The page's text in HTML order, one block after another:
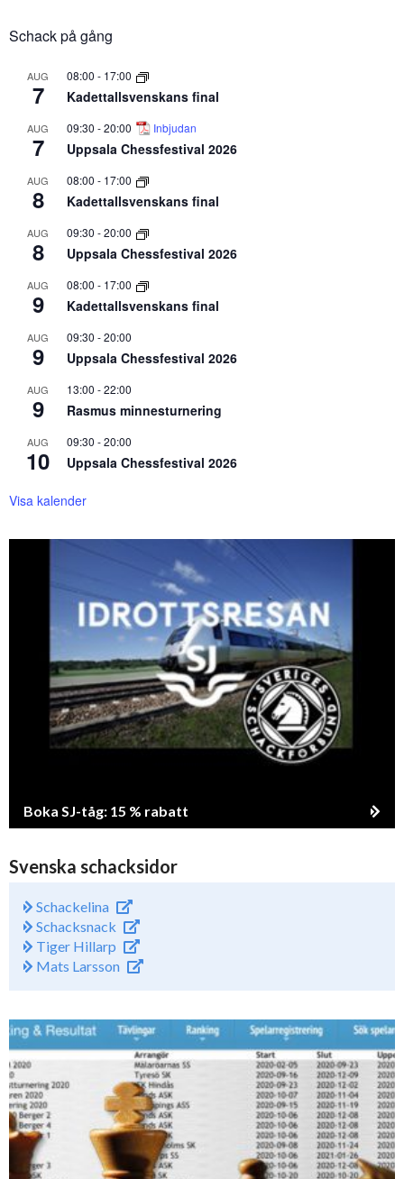
Schack på gång
AUG
7
08:00 - 17:00
Kadettallsvenskans final
AUG
7
09:30 -20:00 Inbjudan
Uppsala Chessfestival 2026
AUG
8
08:00 - 17:00
Kadettallsvenskans final
AUG
8
09:30 -20:00
Uppsala Chessfestival 2026
AUG
9
08:00 - 17:00
Kadettallsvenskans final
AUG
9
09:30 -20:00
Uppsala Chessfestival 2026
AUG
9
13:00 -22:00
Rasmus minnesturnering
AUG
10
09:30 -20:00
Uppsala Chessfestival 2026
Visa kalender
Boka SJ-tåg: 15 % rabatt
Svenska schacksidor
Schackelina
Schacksnack
Tiger Hillarp
Mats Larsson